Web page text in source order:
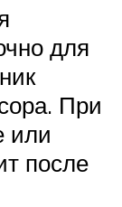
для
При
или
после